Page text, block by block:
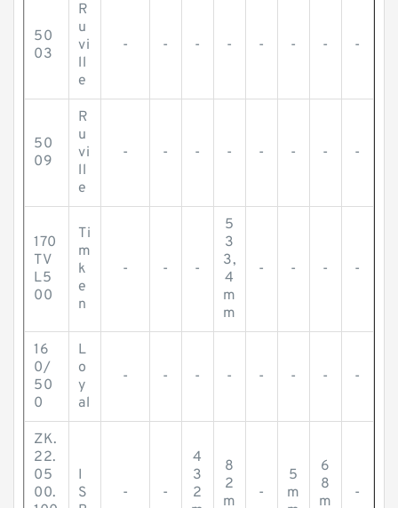
50
03
R
u
vi
ll
e
- - - - - - - -
50
09
R
u
vi
ll
e
- - - - - - - -
170
TV
L5
00
Ti
m
k
e
n
- - -
5
3
3,
4
m
m
- - - -
16
0/
50
0
L
o
y
al
- - - - - - - -
ZK.
22.
05
00.
I
S
- -
4
3
2
8
2
m
-
5
m
6
8
m
-